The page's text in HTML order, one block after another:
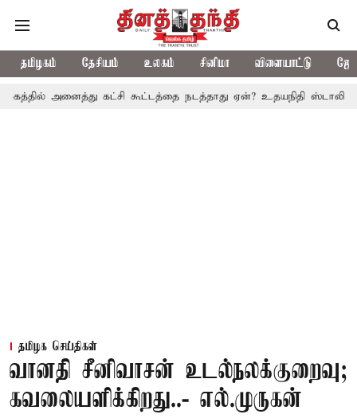
தமிழகம் தேசியம் உலகம் சினிமா விளையாட்டு
கட்சி கூட்டத்தை நடத்தாது ஏன்? உதயநிதி ஸ்டாலின் கேள்வி
தமிழக செய்திகள்
வானதி சீனிவாசன் உடல்நலக்குறைவு;
கவலையளிக்கிறது..- எல்.முருகன்